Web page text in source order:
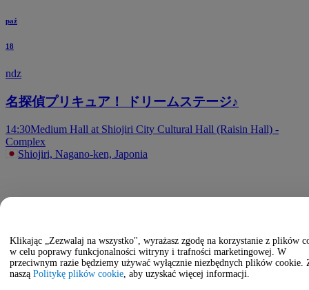
paź
18
ndz
名探偵プリキュア！ ドリームステージ♪
14:30Medium Hall at Shiojiri City Cultural Hall (Raisin Hall) -
Complex
Shiojiri, Nagano-ken, Japonia
Klikając „Zezwalaj na wszystko", wyrażasz zgodę na korzystanie z plików
w celu poprawy funkcjonalności witryny i trafności marketingowej. W
przeciwnym razie będziemy używać wyłącznie niezbędnych plików cookie.
naszą Politykę plików cookie, aby uzyskać więcej informacji.